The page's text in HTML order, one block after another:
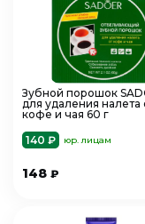
Зубной порошок
для удаления налета
кофе и чая 60 г
140 ₽
юр. лицам
148 ₽